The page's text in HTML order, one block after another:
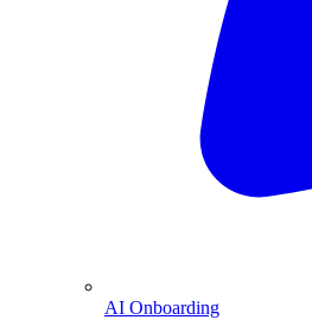
AI Onboarding